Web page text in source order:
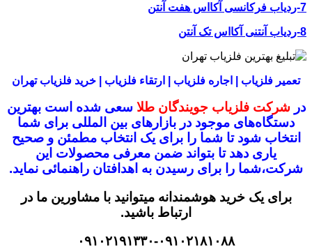
7-ردیاب فرکانسی آکااس هفت آنتن
8-ردیاب آنتنی آکااس تک آنتن
تعمیر فلزیاب | اجاره فلزیاب | ارتقاء فلزیاب | خرید فلزیاب تهران
درشرکت فلزیاب جویندگان طلا سعی شده است بهترین
دستگاه‌های موجود در بازار‌های بین المللی برای شما
انتخاب شودتا شما را برای یک انتخاب مطمئن و صحیح
یاری دهد تا بتواند ضمن معرفی محصولات این
شرکت،شما را برای رسیدن به اهدافتان راهنمائی نماید.
برای یک خرید هوشمندانه میتوانید با مشاورین ما در
ارتباط باشید.
۰۹۱۰۲۱۹۱۳۳۰-۰۹۱۰۲۱۸۱۰۸۸